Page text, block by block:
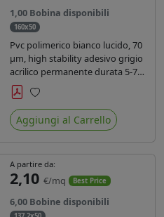
1,00 Bobina disponibili
160x50
Pvc polimerico bianco lucido, 70
µm, high stability adesivo grigio
acrilico permanente durata 5-7
anni, per stampe con inchiostri
solvente, ecosolvente, UV e latex.
Preferiti
Aggiungi al Carrello
A partire da:
2,10 €/mq Best Price
6,00 Bobine disponibili